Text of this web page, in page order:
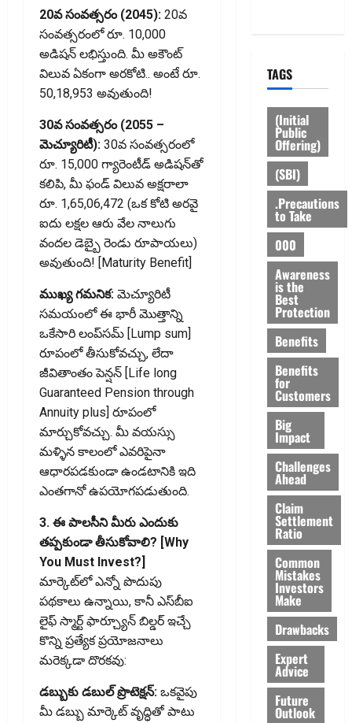
20వ సంవత్సరం (2045): 20వ
సంవత్సరంలో రూ. 10,000
అడిషన్ లభిస్తుంది. మీ అకౌంట్
విలువ ఏకంగా అరకోటి.. అంటే రూ.
50,18,953 అవుతుంది!
30వ సంవత్సరం (2055 –
మెచ్యూరిటీ): 30వ సంవత్సరంలో
రూ. 15,000 గ్యారెంటీడ్ అడిషన్‌తో
కలిపి, మీ ఫండ్ విలువ అక్షరాలా
రూ. 1,65,06,472 (ఒక కోటి అరవై
ఐదు లక్షల ఆరు వేల నాలుగు
వందల డెబ్బై రెండు రూపాయలు)
అవుతుంది! [Maturity Benefit]
ముఖ్య గమనిక: మెచ్యూరిటీ
సమయంలో ఈ భారీ మొత్తాన్ని
ఒకేసారి లంప్‌సమ్ [Lump sum]
రూపంలో తీసుకోవచ్చు, లేదా
జీవితాంతం పెన్షన్ [Life long
Guaranteed Pension through
Annuity plus] రూపంలో
మార్చుకోవచ్చు. మీ వయస్సు
మళ్ళిన కాలంలో ఎవరిపైనా
ఆధారపడకుండా ఉండటానికి ఇది
ఎంతగానో ఉపయోగపడుతుంది.
3. ఈ పాలసీని మీరు ఎందుకు
తప్పకుండా తీసుకోవాలి? [Why
You Must Invest?]
మార్కెట్‌లో ఎన్నో పొదుపు
పథకాలు ఉన్నాయి, కానీ ఎస్‌బీఐ
లైఫ్ స్మార్ట్ ఫార్చ్యూన్ బిల్డర్ ఇచ్చే
కొన్ని ప్రత్యేక ప్రయోజనాలు
మరెక్కడా దొరకవు:
డబ్బుకు డబుల్ ప్రొటెక్షన్: ఒకవైపు
మీ డబ్బు మార్కెట్ వృద్ధితో పాటు
TAGS
(Initial
Public
Offering)
(SBI)
.Precautions
to Take
000
Awareness
is the
Best
Protection
Benefits
Benefits
for
Customers
Big
Impact
Challenges
Ahead
Claim
Settlement
Ratio
Common
Mistakes
Investors
Make
Drawbacks
Expert
Advice
Future
Outlook